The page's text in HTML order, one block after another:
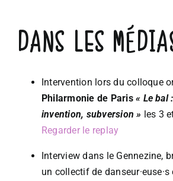
DANS LES
Intervention lors du colloque
Philarmonie de Paris« Le bal
invention, subversion » les 3
Regarder le replay
Interview dans le Gennezine,
un collectif de danseur·euse·s